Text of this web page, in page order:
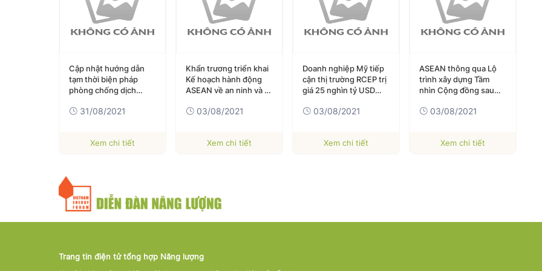
Khẩn trương triển khai
Kế hoạch hành động
ASEAN về an ninh và tự
03/08/2021
Xem chi tiết
Doanh nghiệp Mỹ tiếp
cận thị trường RCEP trị
giá 25 nghìn tỷ USD
định hiện có
03/08/2021
Xem chi tiết
ASEAN thông qua Lộ
trình xây dựng Tầm
nhìn Cộng đồng sau
03/08/2021
Xem chi tiết
Công văn của Bộ Y tế:
Về việc tăng tốc độ và
diện bao phủ tiêm vắc
03/08/2021
Xem chi tiết
Trang tin điện tử tổng hợp Năng lượng